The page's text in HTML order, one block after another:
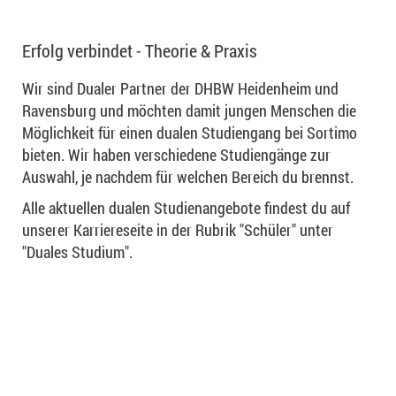
Erfolg verbindet - Theorie & Praxis
Wir sind Dualer Partner der DHBW Heidenheim und
Ravensburg und möchten damit jungen Menschen die
Möglichkeit für einen dualen Studiengang bei Sortimo
bieten. Wir haben verschiedene Studiengänge zur
Auswahl, je nachdem für welchen Bereich du brennst.
Alle aktuellen dualen Studienangebote findest du auf
unserer Karriereseite in der Rubrik "Schüler" unter
"Duales Studium".